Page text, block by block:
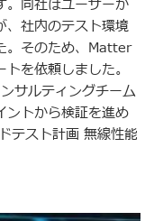
。同社はユーザーか
、社内のテスト環境
。そのため、Matter
を依頼しました。
サルティングチーム
ントから検証を進め
テスト計画 無線性能